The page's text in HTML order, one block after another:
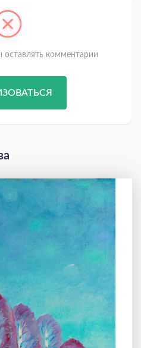
оставлять комментарии